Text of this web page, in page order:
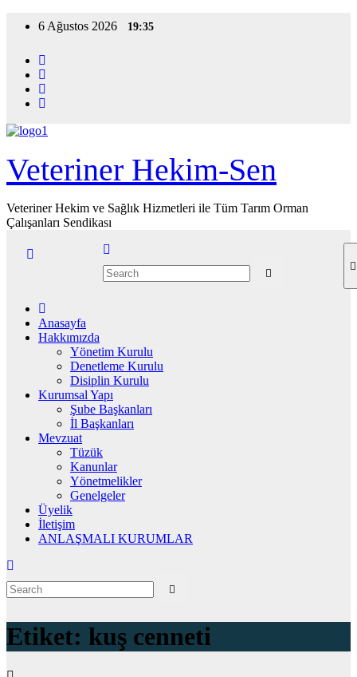
6 Ağustos 2026 19:35
Veteriner Hekim-Sen
Veteriner Hekim ve Sağlık Hizmetleri ile Tüm Tarım Orman
Çalışanları Sendikası
Anasayfa
Hakkımızda
Yönetim Kurulu
Denetleme Kurulu
Disiplin Kurulu
Kurumsal Yapı
Şube Başkanları
İl Başkanları
Mevzuat
Tüzük
Kanunlar
Yönetmelikler
Genelgeler
Üyelik
İletişim
ANLAŞMALI KURUMLAR
Etiket: kuş cenneti